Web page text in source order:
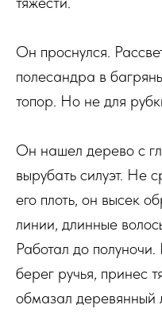
Он проснулся.
полесандра в
топор. Но не для
Он нашел дерево с
вырубать силуэт. Не
его плоть, он высек
линии, длинные
Работал до
берег ручья, принес
обмазал деревянный